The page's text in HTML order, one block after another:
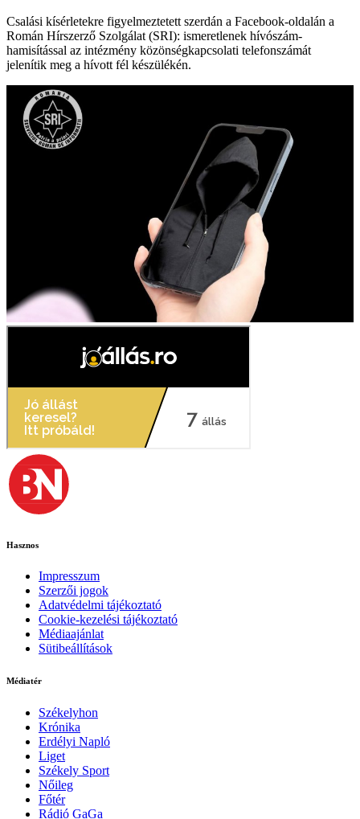
Csalási kísérletekre figyelmeztetett szerdán a Facebook-oldalán a
Román Hírszerző Szolgálat (SRI): ismeretlenek hívószám-
hamisítással az intézmény közönségkapcsolati telefonszámát
jelenítik meg a hívott fél készülékén.
Hasznos
Impresszum
Szerzői jogok
Adatvédelmi tájékoztató
Cookie-kezelési tájékoztató
Médiaajánlat
Sütibeállítások
Médiatér
Székelyhon
Krónika
Erdélyi Napló
Liget
Székely Sport
Nőileg
Főtér
Rádió GaGa